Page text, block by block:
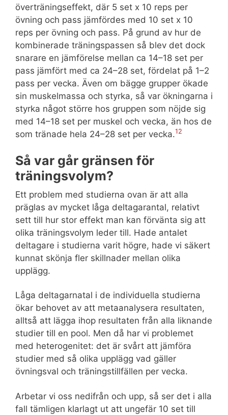
överträningseffekt, där 5 set x 10 reps per
övning och pass jämfördes med 10 set x 10
reps per övning och pass. På grund av hur de
kombinerade träningspassen så blev det dock
snarare en jämförelse mellan ca 14–18 set per
pass jämfört med ca 24–28 set, fördelat på 1–2
pass per vecka. Även om bägge grupper ökade
sin muskelmassa och styrka, så var ökningarna i
styrka något större hos gruppen som nöjde sig
med 14–18 set per muskel och vecka, än hos de
som tränade hela 24–28 set per vecka.12
Så var går gränsen för
träningsvolym?
Ett problem med studierna ovan är att alla
präglas av mycket låga deltagarantal, relativt
sett till hur stor effekt man kan förvänta sig att
olika träningsvolym leder till. Hade antalet
deltagare i studierna varit högre, hade vi säkert
kunnat skönja fler skillnader mellan olika
upplägg.
Låga deltagarnatal i de individuella studierna
ökar behovet av att metaanalysera resultaten,
alltså att lägga ihop resultaten från alla liknande
studier till en pool. Men då har vi problemet
med heterogenitet: det är svårt att jämföra
studier med så olika upplägg vad gäller
övningsval och träningstillfällen per vecka.
Arbetar vi oss nedifrån och upp, så ser det i alla
fall tämligen klarlagt ut att ungefär 10 set till